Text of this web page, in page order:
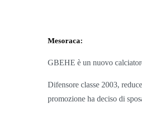
Mesoraca:
GBEHE è un nuovo
Difensore classe 2003,
promozione ha deciso di